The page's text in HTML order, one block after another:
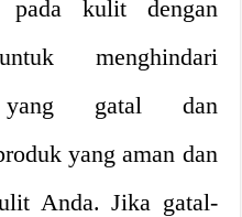
pada kulit dengan
menghindari
gatal dan
yang aman dan
Anda. Jika gatal-